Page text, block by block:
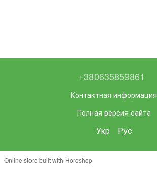
+380635859861
Контактная информация
Полная версия сайта
Укр Рус
Online store built with Horoshop